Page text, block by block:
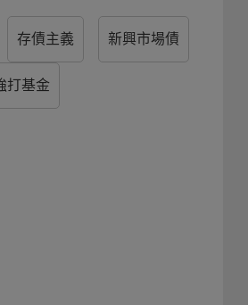
存債主義 新興市場債
打基金